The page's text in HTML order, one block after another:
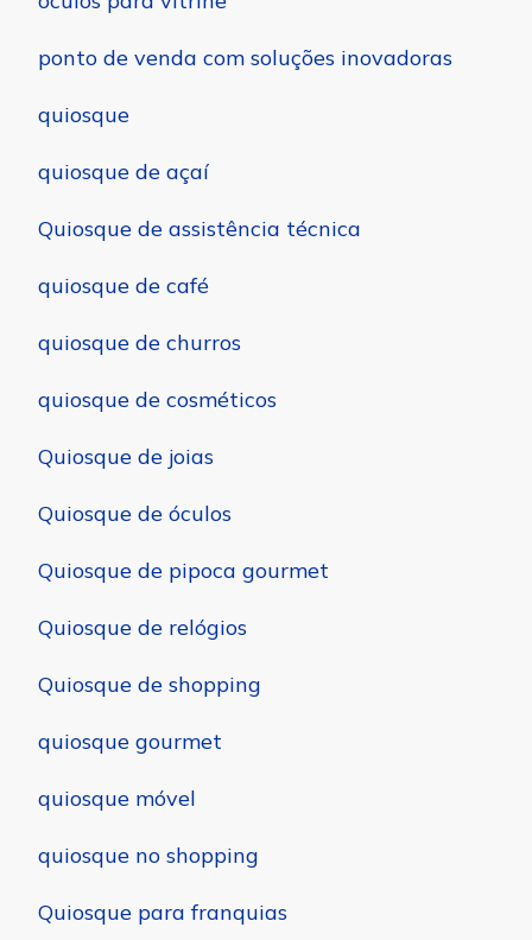
ponto de venda com soluções inovadoras
quiosque
quiosque de açaí
Quiosque de assistência técnica
quiosque de café
quiosque de churros
quiosque de cosméticos
Quiosque de joias
Quiosque de óculos
Quiosque de pipoca gourmet
Quiosque de relógios
Quiosque de shopping
quiosque gourmet
quiosque móvel
quiosque no shopping
Quiosque para franquias